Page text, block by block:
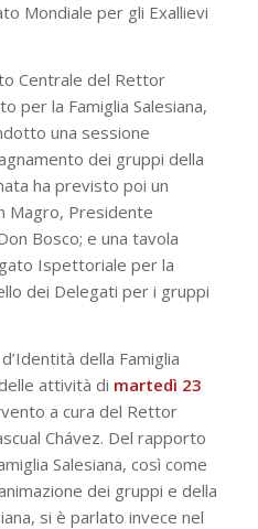
Mondiale per gli Exallievi
Centrale del Rettor
per la Famiglia Salesiana,
una sessione
dei gruppi della
ha previsto poi un
Magro, Presidente
Bosco; e una tavola
Ispettoriale per la
dei Delegati per i gruppi
della Famiglia
attività di martedì 23
a cura del Rettor
Chávez. Del rapporto
Salesiana, così come
dei gruppi e della
si è parlato invece nel